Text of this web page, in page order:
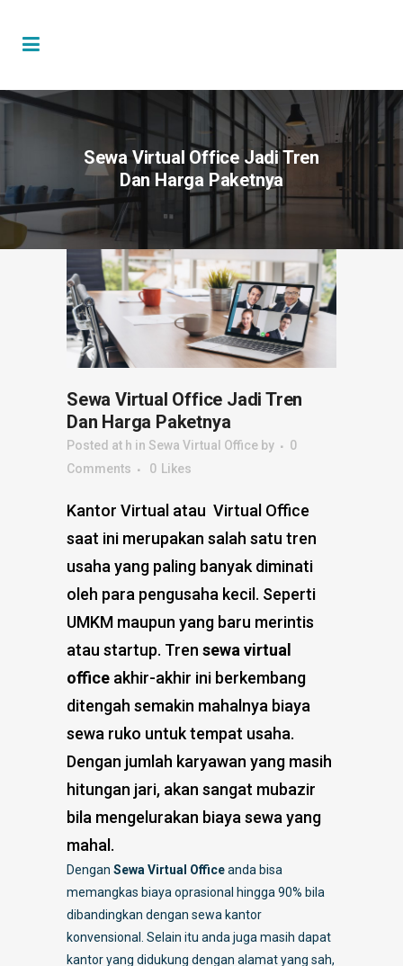
Sewa Virtual Office Jadi Tren
Dan Harga Paketnya
Sewa Virtual Office Jadi Tren
Dan Harga Paketnya
Posted at h in Sewa Virtual Office by
0
Comments
0 Likes
Kantor Virtual atau Virtual Office
saat ini merupakan salah satu tren
usaha yang paling banyak diminati
oleh para pengusaha kecil. Seperti
UMKM maupun yang baru merintis
atau startup. Tren sewa virtual
office akhir-akhir ini berkembang
ditengah semakin mahalnya biaya
sewa ruko untuk tempat usaha.
Dengan jumlah karyawan yang masih
hitungan jari, akan sangat mubazir
bila mengelurakan biaya sewa yang
mahal.
Dengan Sewa Virtual Officeanda bisa
memangkas biaya oprasional hingga 90% bila
dibandingkan dengan sewa kantor
konvensional. Selain itu anda juga masih dapat
kantor yang didukung dengan alamat yang sah,